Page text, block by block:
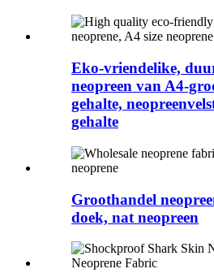
Eko-vriendelike,
neopreen van A4-
gehalte,
gehalte
Groothandel
doek, nat neopreen